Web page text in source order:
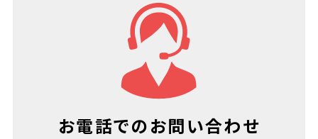
お電話でのお問い合わせ